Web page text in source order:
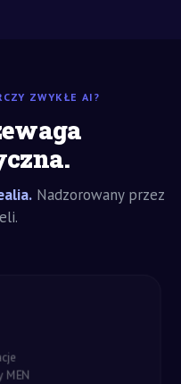
ZWYKŁE AI?
Nadzorowany przez
MEN